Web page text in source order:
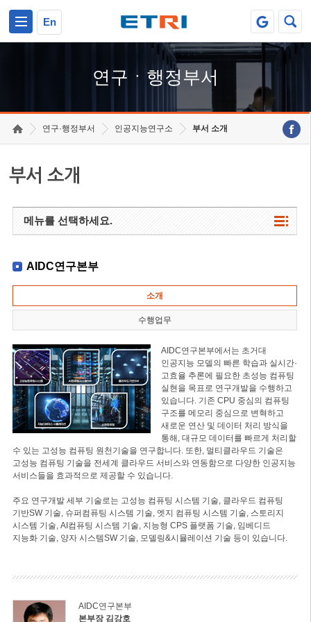
En
연구ㆍ행정부서
연구·행정부서 인공지능연구소 부서 소개
부서 소개
메뉴를 선택하세요.
AIDC연구본부
소개
수행업무
AIDC연구본부에서는 초거대
인공지능 모델의 빠른 학습과 실시간·
고효율 추론에 필요한 초성능 컴퓨팅
실현을 목표로 연구개발을 수행하고
있습니다. 기존 CPU 중심의 컴퓨팅
구조를 메모리 중심으로 변혁하고
새로운 연산 및 데이터 처리 방식을
통해, 대규모 데이터를 빠르게 처리할
수 있는 고성능 컴퓨팅 원천기술을 연구합니다. 또한, 멀티클라우드 기술은
고성능 컴퓨팅 기술을 전세계 클라우드 서비스와 연동함으로 다양한 인공지능
서비스들을 효과적으로 제공할 수 있습니다.
주요 연구개발 세부 기술로는 고성능 컴퓨팅 시스템 기술, 클라우드 컴퓨팅
기반SW 기술, 슈퍼컴퓨팅 시스템 기술, 엣지 컴퓨팅 시스템 기술, 스토리지
시스템 기술, AI컴퓨팅 시스템 기술, 지능형 CPS 플랫폼 기술, 임베디드
지능화 기술, 양자 시스템SW 기술, 모델링&시뮬레이션 기술 등이 있습니다.
AIDC연구본부
본부장 김강호